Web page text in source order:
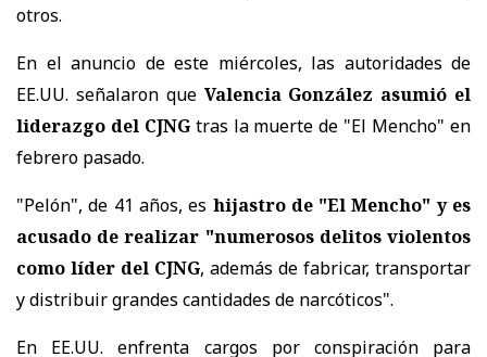
otros.
En el anuncio de este miércoles, las autoridades de
EE.UU. señalaron queValencia González asumió el
liderazgo del CJNGtras la muerte de "El Mencho" en
febrero pasado.
"Pelón", de 41 años, es hijastro de "El Mencho" y es
acusado de realizar "numerosos delitos violentos
como líder del CJNG, además de fabricar, transportar
y distribuir grandes cantidades de narcóticos".
En EE.UU. enfrenta cargos por conspiración para